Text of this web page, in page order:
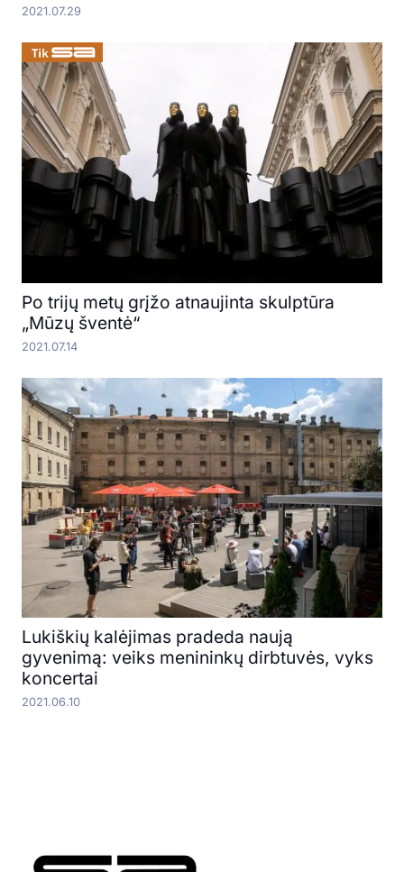
2021.07.29
Po trijų metų grįžo atnaujinta skulptūra
„Mūzų šventė“
2021.07.14
Lukiškių kalėjimas pradeda naują
gyvenimą: veiks menininkų dirbtuvės, vyks
koncertai
2021.06.10